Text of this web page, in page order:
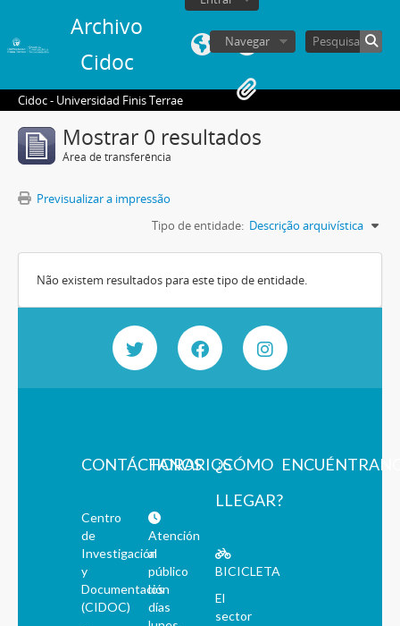
Archivo
Cidoc
Navegar
Cidoc - Universidad Finis Terrae
Mostrar 0 resultados
Área de transferência
Previsualizar a impressão
Tipo de entidade: Descrição arquivística
Não existem resultados para este tipo de entidade.
CONTÁCTANOS
Centro
de
Investigación
y
Documentación
(CIDOC)
HORARIOS
Atención
al
público
los
días
¿CÓMO
LLEGAR?
BICICLETA
El
sector